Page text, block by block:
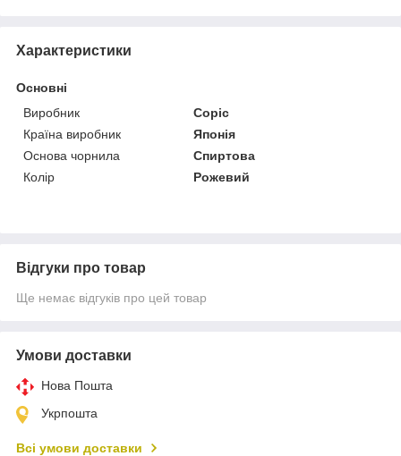
Характеристики
Основні
Виробник
Copic
Країна виробник
Японія
Основа чорнила
Спиртова
Колір
Рожевий
Відгуки про товар
Ще немає відгуків про цей товар
Умови доставки
Нова Пошта
Укрпошта
Всі умови доставки